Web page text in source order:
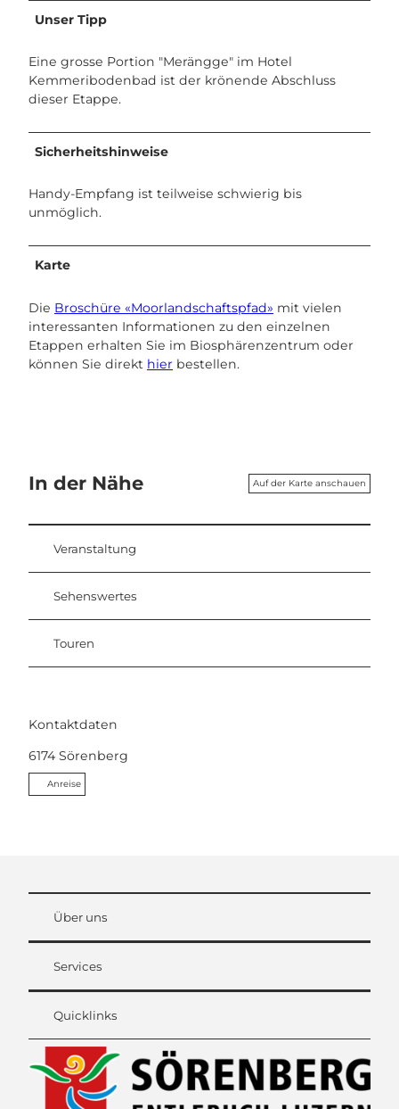
Unser Tipp
Eine grosse Portion "Merängge" im Hotel
Kemmeribodenbad ist der krönende Abschluss
dieser Etappe.
Sicherheitshinweise
Handy-Empfang ist teilweise schwierig bis
unmöglich.
Karte
Die Broschüre «Moorlandschaftspfad» mit vielen
interessanten Informationen zu den einzelnen
Etappen erhalten Sie im Biosphärenzentrum oder
können Sie direkt hier bestellen.
In der Nähe Auf der Karte anschauen
Veranstaltung
Sehenswertes
Touren
Kontaktdaten
6174 Sörenberg
Anreise
Über uns
Services
Quicklinks